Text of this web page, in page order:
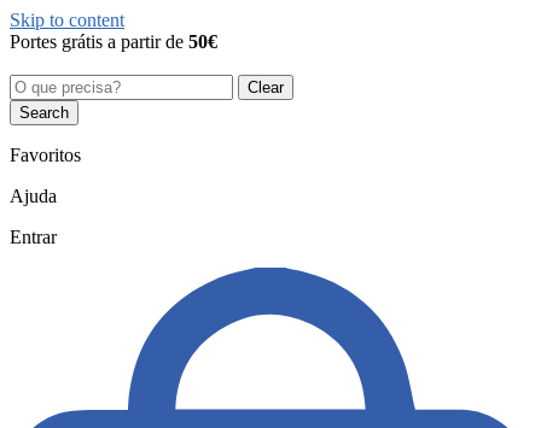
Skip to content
Portes grátis a partir de 50€
Clear
Search
Favoritos
Ajuda
Entrar